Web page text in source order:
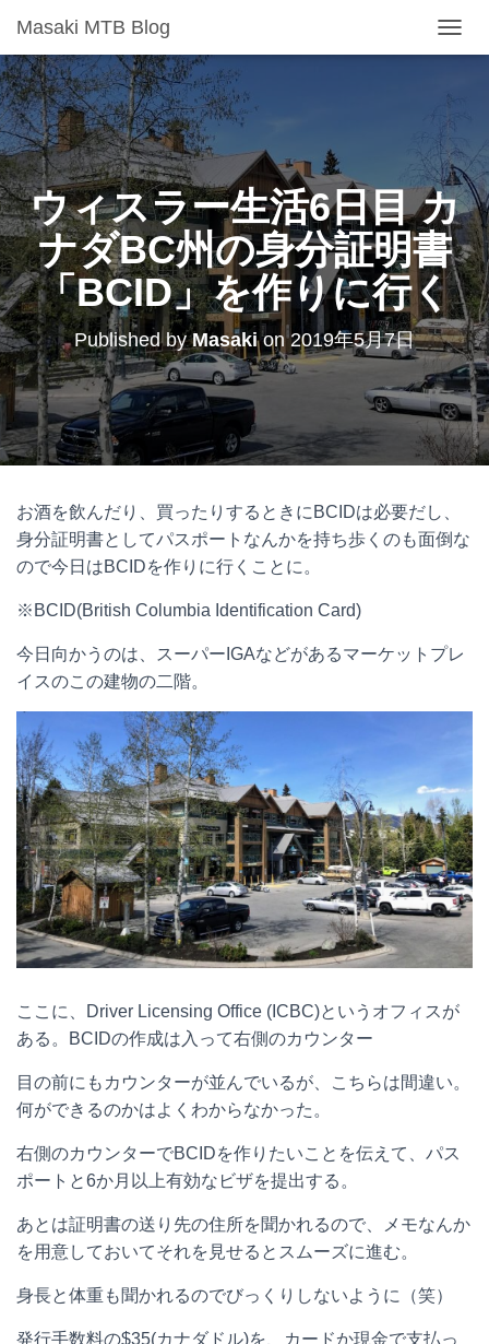
Masaki MTB Blog
L
E
N
A
V
I
G
A
T
I
O
N
ウィスラー生活6日目 カ
ナダBC州の身分証明書
「BCID」を作りに行く
Published byMasakion2019年5月7日
お酒を飲んだり、買ったりするときにBCIDは必要だし、
身分証明書としてパスポートなんかを持ち歩くのも面倒な
ので今日はBCIDを作りに行くことに。
※BCID(British Columbia Identification Card)
今日向かうのは、スーパーIGAなどがあるマーケットプレ
イスのこの建物の二階。
ここに、Driver Licensing Office (ICBC)というオフィスが
ある。BCIDの作成は入って右側のカウンター
目の前にもカウンターが並んでいるが、こちらは間違い。
何ができるのかはよくわからなかった。
右側のカウンターでBCIDを作りたいことを伝えて、パス
ポートと6か月以上有効なビザを提出する。
あとは証明書の送り先の住所を聞かれるので、メモなんか
を用意しておいてそれを見せるとスムーズに進む。
身長と体重も聞かれるのでびっくりしないように（笑）
発行手数料の$35(カナダドル)を、カードか現金で支払っ